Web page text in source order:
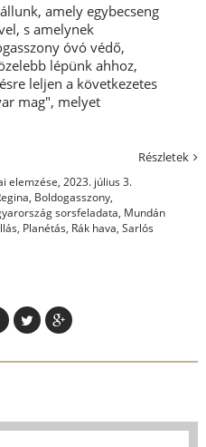
amely egybecseng
s amelynek
óvó védő,
lépünk ahhoz,
leljen a következetes
mag", melyet
Részletek
elemzése, 2023. július 3.
, Boldogasszony,
sorsfeladata, Mundán
, Planétás, Rák hava, Sarlós